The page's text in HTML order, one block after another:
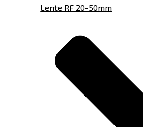
Lente RF 20-50mm